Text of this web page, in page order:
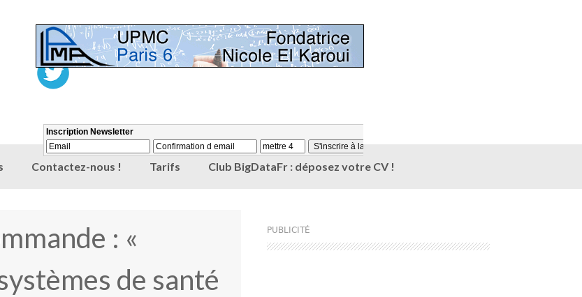
Contactez-nous ! Tarifs Club BigDataFr : déposez votre CV !
: «
de santé
PUBLICITÉ